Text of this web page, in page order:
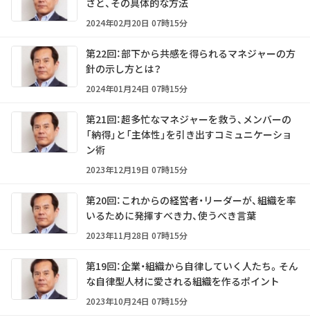
2024年02月20日 07時15分
第22回：部下から共感を得られるマネジャーの方
針の示し方とは？
2024年01月24日 07時15分
第21回：超多忙なマネジャーを救う、メンバーの
「納得」と「主体性」を引き出すコミュニケーショ
ン術
2023年12月19日 07時15分
第20回：これからの経営者・リーダーが、組織を率
いるために発揮すべき力、使うべき言葉
2023年11月28日 07時15分
第19回：企業・組織から自律していく人たち。そん
な自律型人材に愛される組織を作るポイント
2023年10月24日 07時15分